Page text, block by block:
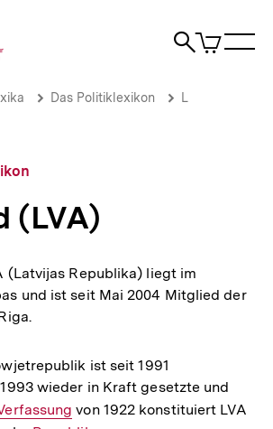
Suche
Artikel
im
Das Politiklexikon L
(LVA)
(Latvijas Republika) liegt im
und ist seit Mai 2004 Mitglied der
ist seit 1991
wieder in Kraft gesetzte und
von 1922 konstituiert LVA